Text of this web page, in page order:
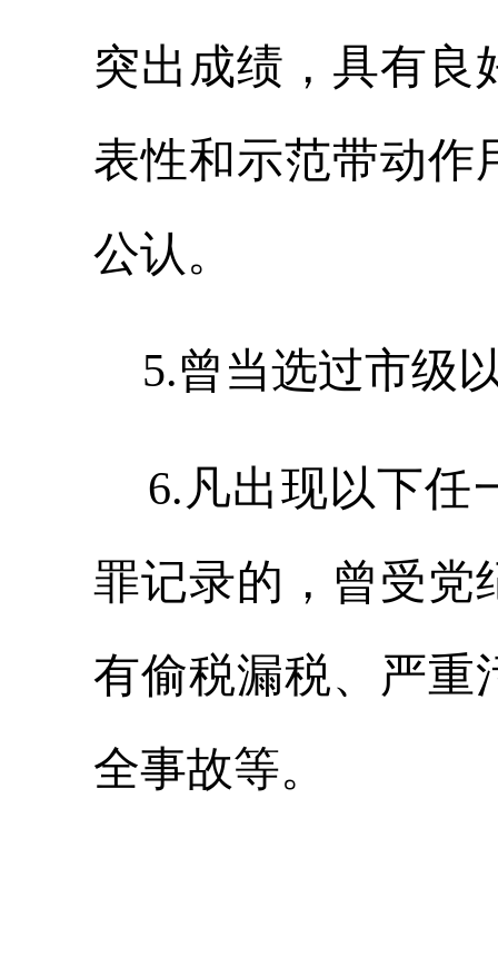
突出成绩，具有良
表性和示范带动作
公认。
5.曾当选过市级
6.凡出现以下任
罪记录的，曾受党
有偷税漏税、严重
全事故等。